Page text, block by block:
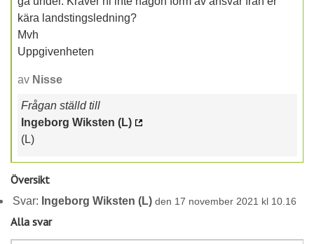
kära landstingsledning?
Mvh
Uppgivenheten
av Nisse
Frågan ställd till
Ingeborg Wiksten (L)
(L)
Översikt
Svar: Ingeborg Wiksten (L) den 17 november 2021 kl 10.16
Alla svar